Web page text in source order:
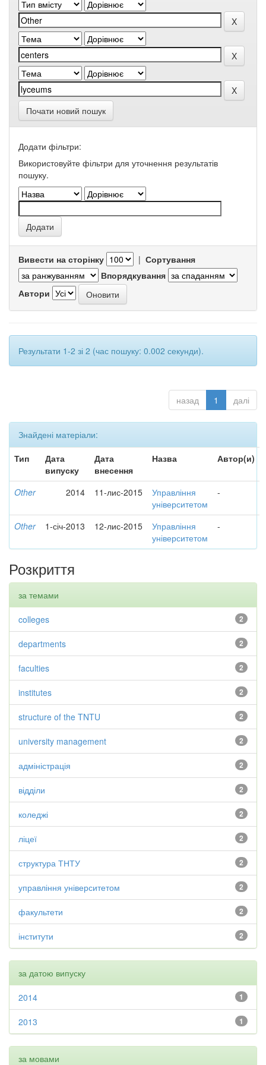
Почати новий пошук
Додати фільтри:
Використовуйте фільтри для уточнення результатів
пошуку.
Вивести на сторінку | Сортування
Впорядкування
Автори
Результати 1-2 зі 2 (час пошуку: 0.002 секунди).
назад 1 далі
Знайдені матеріали:
Тип
Дата
випуску
Дата
внесення
Назва Автор(и)
Other 2014 11-лис-2015
Управління
університетом
-
Other 1-січ-2013 12-лис-2015
Управління
університетом
-
Розкриття
за темами
2
colleges
2
departments
2
faculties
2
institutes
2
structure of the TNTU
2
university management
2
адміністрація
2
відділи
2
коледжі
2
ліцеї
2
структура ТНТУ
2
управління університетом
2
факультети
2
інститути
за датою випуску
1
2014
1
2013
за мовами